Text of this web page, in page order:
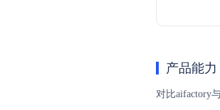
产品能力
对比aifactory